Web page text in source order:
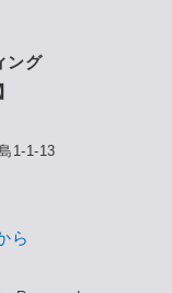
ング
1-1-13
ら